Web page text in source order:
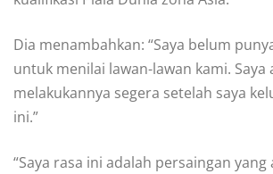
Dia menambahkan: “Saya belum
untuk menilai lawan-lawan kami. Saya
melakukannya segera setelah saya
ini.”
“Saya rasa ini adalah persaingan yang